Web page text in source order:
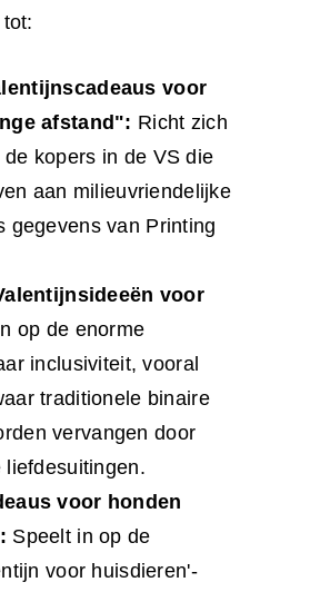
voor
afstand": Richt zich
kopers in de VS die
aan milieuvriendelijke
gegevens van Printing
voor
op de enorme
inclusiviteit, vooral
traditionele binaire
vervangen door
liefdesuitingen.
voor honden
Speelt in op de
voor huisdieren'-